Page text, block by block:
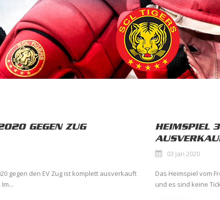
GEGEN ZUG
gegen den EV Zug ist komplett ausverkauft
HEIMSPIEL
03 Jan 2020
Das Heimspiel vom
und es sind keine